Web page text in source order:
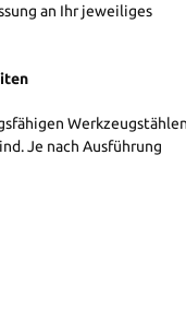
an Ihr jeweiliges
Je nach Ausführung